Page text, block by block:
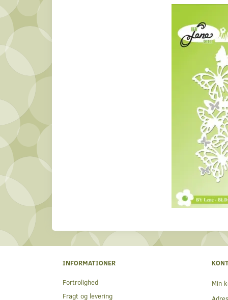
INFORMATIONER
Fortrolighed
Fragt og levering
Min